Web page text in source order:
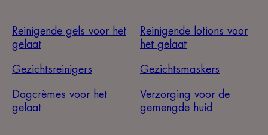
Reinigende gels voor het
gelaat
Reinigende lotions voor
het gelaat
Gezichtsreinigers Gezichtsmaskers
Dagcrèmes voor het
gelaat
Verzorging voor de
gemengde huid